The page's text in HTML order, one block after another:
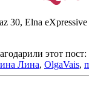
30, Elna
этот пост:
Лина, OlgaVais,